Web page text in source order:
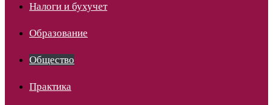
Налоги и бухучет
Образование
Общество
Практика